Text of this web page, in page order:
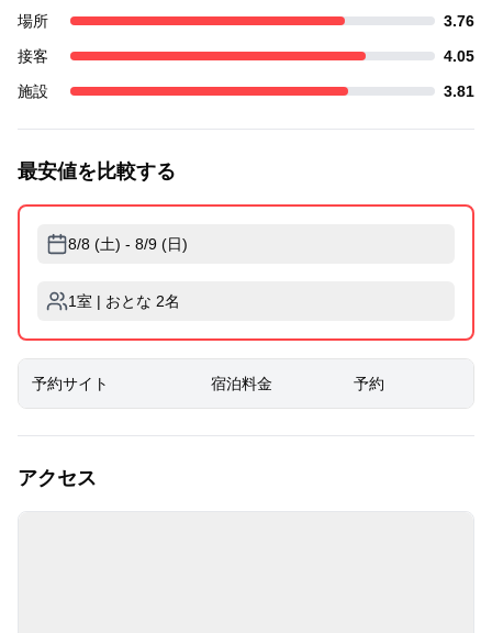
場所
3.76
接客
4.05
施設
3.81
最安値を比較する
8/8 (土) - 8/9 (日)
1室 | おとな 2名
予約サイト 宿泊料金 予約
アクセス